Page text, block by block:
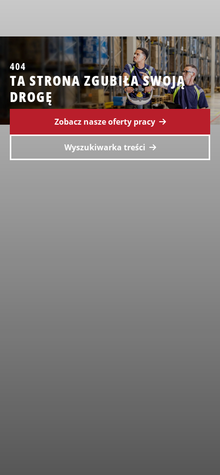
404
TA STRONA ZGUBIŁA SWOJĄ
DROGĘ
Zobacz nasze oferty pracy
Wyszukiwarka treści